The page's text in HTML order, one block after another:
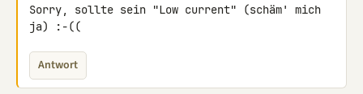
Sorry, sollte sein "Low current" (schäm' mich
ja) :-((
Antwort